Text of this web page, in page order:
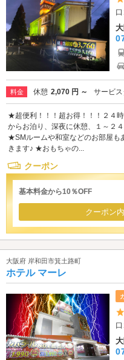
料金 休憩 2,070 円 ～ サービ
★超便利！！！超お得！！！２４
からお泊り、深夜に休憩、１～２
★SMルームや和室などのお部屋も
きます♪ ★おもちゃの...
クーポン
基本料金から10％OFF
クーポン
大阪府 岸和田市箕土路町
ホテル マーレ